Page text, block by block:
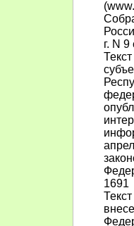
г. N 9
1691